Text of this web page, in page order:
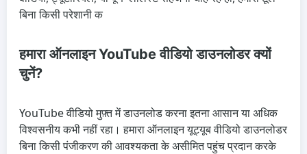
बिना किसी परेशानी क
हमारा ऑनलाइन YouTube वीडियो डाउनलोडर क्यों
चुनें?
YouTube वीडियो मुफ़्त में डाउनलोड करना इतना आसान या अधिक
विश्वसनीय कभी नहीं रहा। हमारा ऑनलाइन यूट्यूब वीडियो डाउनलोडर
बिना किसी पंजीकरण की आवश्यकता के असीमित पहुंच प्रदान करके